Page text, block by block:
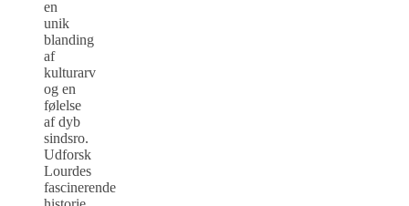
en
unik
blanding
af
kulturarv
og en
følelse
af dyb
sindsro.
Udforsk
Lourdes
fascinerende